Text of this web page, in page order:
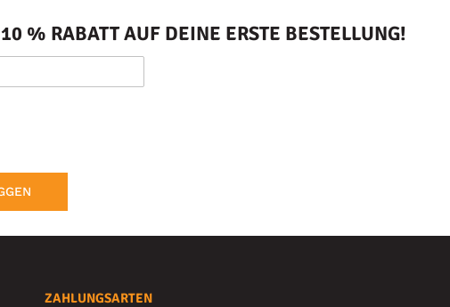
% RABATT AUF DEINE ERSTE BESTELLUNG!
ZAHLUNGSARTEN